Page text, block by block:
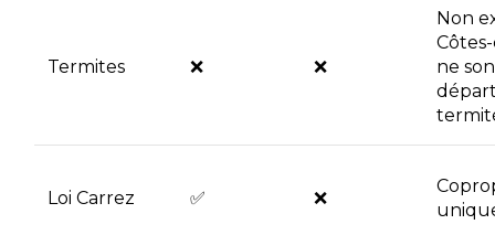
Termites ❌ ❌
Non
ne
Loi Carrez ✅ ❌